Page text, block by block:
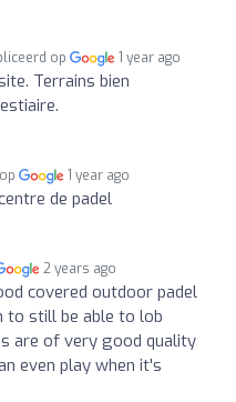
op 1 year ago
Terrains bien
1 year ago
de padel
2 years ago
covered outdoor padel
to still be able to lob
are of very good quality
even play when it's